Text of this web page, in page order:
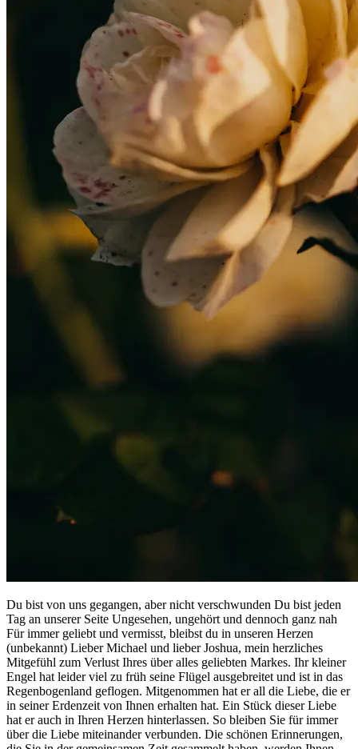
Du bist von uns gegangen, aber nicht verschwunden Du bist jeden
Tag an unserer Seite Ungesehen, ungehört und dennoch ganz nah
Für immer geliebt und vermisst, bleibst du in unseren Herzen
(unbekannt) Lieber Michael und lieber Joshua, mein herzliches
Mitgefühl zum Verlust Ihres über alles geliebten Markes. Ihr kleiner
Engel hat leider viel zu früh seine Flügel ausgebreitet und ist in das
Regenbogenland geflogen. Mitgenommen hat er all die Liebe, die er
in seiner Erdenzeit von Ihnen erhalten hat. Ein Stück dieser Liebe
hat er auch in Ihren Herzen hinterlassen. So bleiben Sie für immer
über die Liebe miteinander verbunden. Die schönen Erinnerungen,